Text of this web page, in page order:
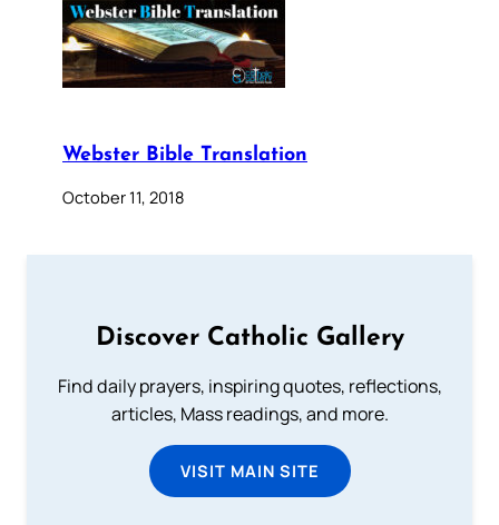
Webster Bible Translation
October 11, 2018
Discover Catholic Gallery
Find daily prayers, inspiring quotes, reflections,
articles, Mass readings, and more.
VISIT MAIN SITE